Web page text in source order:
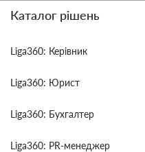
Каталог рішень
Liga360: Керівник
Liga360: Юрист
Liga360: Бухгалтер
Liga360: PR-менеджер